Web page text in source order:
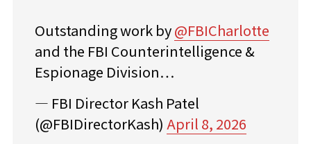
Outstanding work by@FBICharlotte
and the FBI Counterintelligence &
Espionage Division…
— FBI Director Kash Patel
(@FBIDirectorKash) April 8, 2026